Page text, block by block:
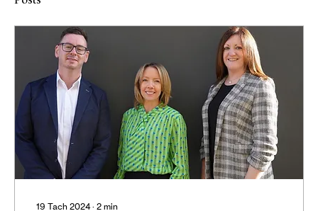
19 Tach 2024∙ 2 min